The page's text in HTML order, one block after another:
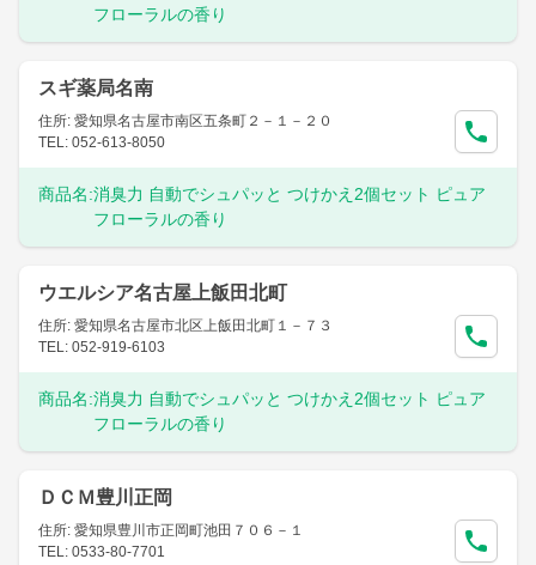
フローラルの香り
スギ薬局名南
住所: 愛知県名古屋市南区五条町２－１－２０
TEL: 052-613-8050
商品名:消臭力 自動でシュパッと つけかえ2個セット ピュア
フローラルの香り
ウエルシア名古屋上飯田北町
住所: 愛知県名古屋市北区上飯田北町１－７３
TEL: 052-919-6103
商品名:消臭力 自動でシュパッと つけかえ2個セット ピュア
フローラルの香り
ＤＣＭ豊川正岡
住所: 愛知県豊川市正岡町池田７０６－１
TEL: 0533-80-7701